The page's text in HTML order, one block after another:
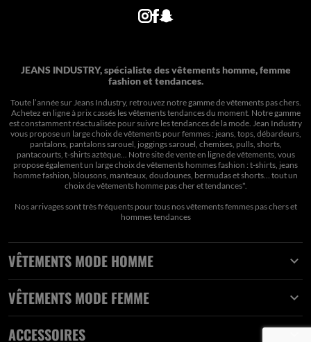
JEANS INDUSTRY, spécialiste des vêtements homme, femme
fashion et tendances.
Toute l’année sur Jeans Industry, retrouvez notre gamme de vêtements pas chers.
Achetez en ligne à prix cassés les vêtements tendances du moment. Notre gamme
est constamment réactualisée pour suivre les tendances de la mode. Jean Industry
vous propose un large choix de vêtements pour femmes : jeans, tops, débardeurs,
pantalons, pantalons sarouel, joggings sarouel, chemises, pulls, shorts,
pantacourts, t-shirts aztèque... Notre site de vente en ligne de vêtements, vous
propose également un large choix de vêtements hommes fashion : t-shirts, jeans
homme fashion, blousons, manteaux, doudounes, bermudas et shorts… tout un
choix devêtements homme pas cher et tendances*.
Nos arrivages sont très fréquents pour tous nosvêtements femmes pas cherset
hommes tendances
VÊTEMENTS MODE HOMME 
VÊTEMENTS MODE FEMME 
ACCESSOIRES